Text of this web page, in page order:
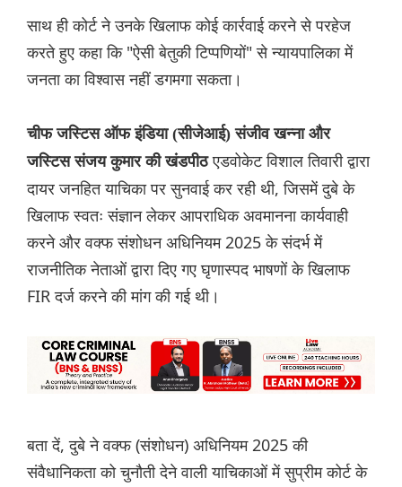
साथ ही कोर्ट ने उनके खिलाफ कोई कार्रवाई करने से परहेज
करते हुए कहा कि "ऐसी बेतुकी टिप्पणियों" से न्यायपालिका में
जनता का विश्वास नहीं डगमगा सकता।
चीफ जस्टिस ऑफ इंडिया (सीजेआई) संजीव खन्ना और
जस्टिस संजय कुमार की खंडपीठएडवोकेट विशाल तिवारी द्वारा
दायर जनहित याचिका पर सुनवाई कर रही थी, जिसमें दुबे के
खिलाफ स्वतः संज्ञान लेकर आपराधिक अवमानना ​​कार्यवाही
करने और वक्फ संशोधन अधिनियम 2025 के संदर्भ में
राजनीतिक नेताओं द्वारा दिए गए घृणास्पद भाषणों के खिलाफ
FIR दर्ज करने की मांग की गई थी।
बता दें, दुबे ने वक्फ (संशोधन) अधिनियम 2025 की
संवैधानिकता को चुनौती देने वाली याचिकाओं में सुप्रीम कोर्ट के